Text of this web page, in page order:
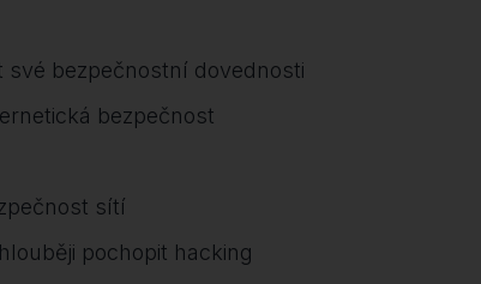
své bezpečnostní dovednosti
bezpečnost
sítí
pochopit hacking